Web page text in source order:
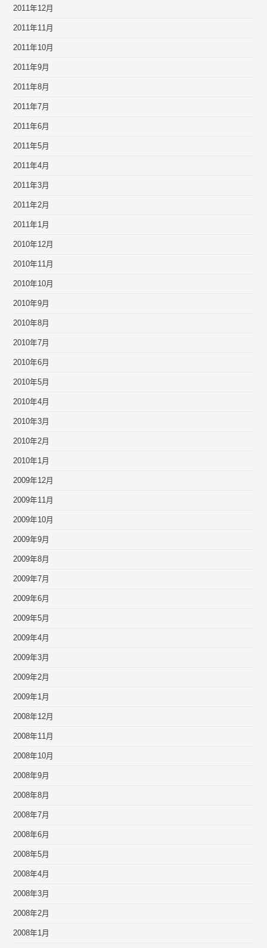
2011年12月
2011年11月
2011年10月
2011年9月
2011年8月
2011年7月
2011年6月
2011年5月
2011年4月
2011年3月
2011年2月
2011年1月
2010年12月
2010年11月
2010年10月
2010年9月
2010年8月
2010年7月
2010年6月
2010年5月
2010年4月
2010年3月
2010年2月
2010年1月
2009年12月
2009年11月
2009年10月
2009年9月
2009年8月
2009年7月
2009年6月
2009年5月
2009年4月
2009年3月
2009年2月
2009年1月
2008年12月
2008年11月
2008年10月
2008年9月
2008年8月
2008年7月
2008年6月
2008年5月
2008年4月
2008年3月
2008年2月
2008年1月